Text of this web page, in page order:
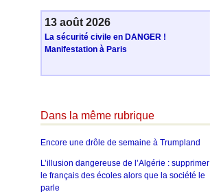
13 août 2026
La sécurité civile en DANGER !
Manifestation à Paris
Dans la même rubrique
Encore une drôle de semaine à Trumpland
L’illusion dangereuse de l’Algérie : supprimer
le français des écoles alors que la société le
parle